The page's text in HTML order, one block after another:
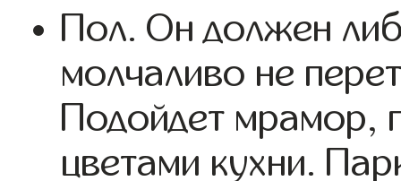
Пол. Он должен
молчаливо не
Подойдет мрамор,
цветами кухни.